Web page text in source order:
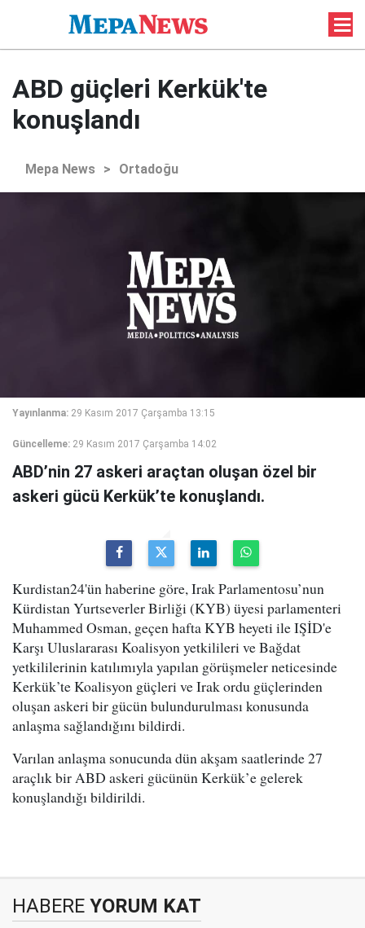
ABD güçleri Kerkük'te
konuşlandı
Mepa News > Ortadoğu
Yayınlanma: 29 Kasım 2017 Çarşamba 13:15
Güncelleme: 29 Kasım 2017 Çarşamba 14:02
ABD’nin 27 askeri araçtan oluşan özel bir
askeri gücü Kerkük’te konuşlandı.
Kurdistan24'ün haberine göre, Irak Parlamentosu’nun
Kürdistan Yurtseverler Birliği (KYB) üyesi parlamenteri
Muhammed Osman, geçen hafta KYB heyeti ile IŞİD'e
Karşı Uluslararası Koalisyon yetkilileri ve Bağdat
yetkililerinin katılımıyla yapılan görüşmeler neticesinde
Kerkük’te Koalisyon güçleri ve Irak ordu güçlerinden
oluşan askeri bir gücün bulundurulması konusunda
anlaşma sağlandığını bildirdi.
Varılan anlaşma sonucunda dün akşam saatlerinde 27
araçlık bir ABD askeri gücünün Kerkük’e gelerek
konuşlandığı bildirildi.
HABERE YORUM KAT